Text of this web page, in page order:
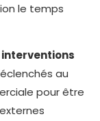
le temps
au
pour être